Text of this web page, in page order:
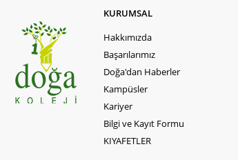
KURUMSAL
Hakkımızda
Başarılarımız
Doğa'dan Haberler
Kampüsler
Kariyer
Bilgi ve Kayıt Formu
KIYAFETLER